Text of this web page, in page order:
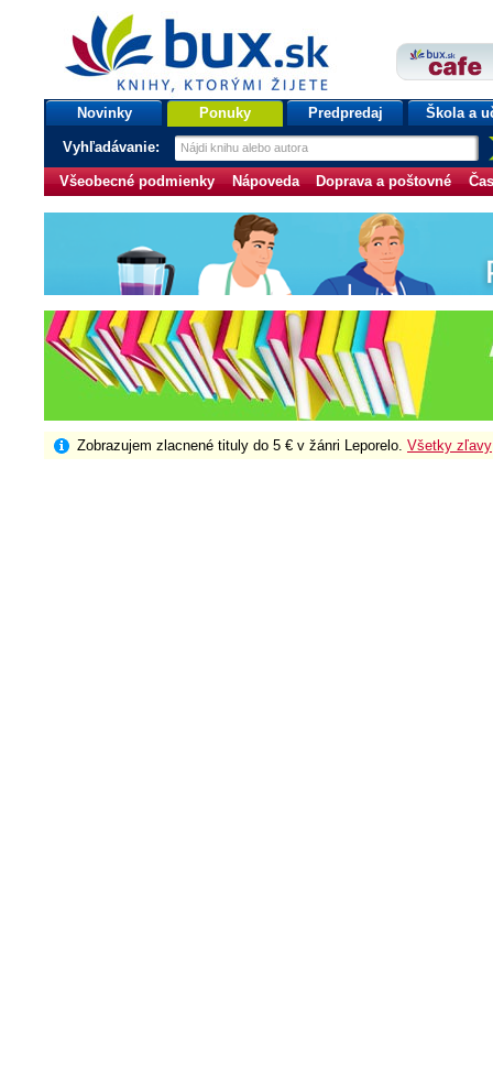
bux.sk
knihy, ktorými žijete
Úvodná stránka
Novinky Ponuky Predpredaj Škola a
Vyhľadávanie:
Všeobecné podmienky Nápoveda Doprava a poštovné
Zobrazujem zlacnené tituly do 5 € v žánri Leporelo. Všetky zľavy